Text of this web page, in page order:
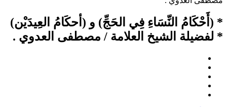
* (أَحْكَامُ النِّسَاءِ فِي الحَجِّ) و (أحكَامُ العِيدَيْن)
* لفضيلة الشيخ العلامة / مصطفى العدوي .